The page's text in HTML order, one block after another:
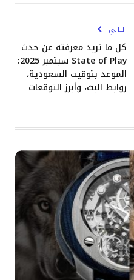
التالي
كل ما تريد معرفته عن حدث
State of Play سبتمبر 2025:
الموعد بتوقيت السعودية،
روابط البث، وأبرز التوقعات